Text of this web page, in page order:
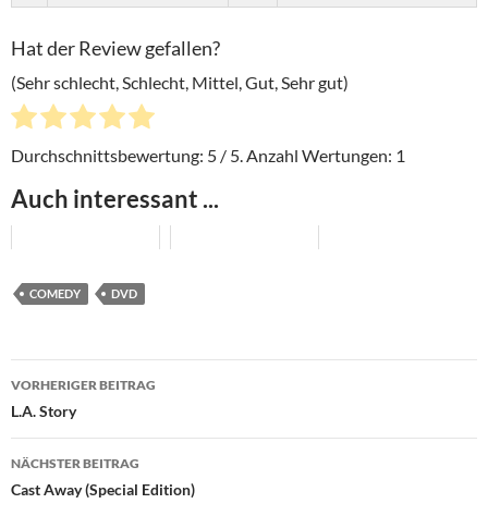
Hat der Review gefallen?
(Sehr schlecht, Schlecht, Mittel, Gut, Sehr gut)
Durchschnittsbewertung: 5 / 5. Anzahl Wertungen: 1
Auch interessant ...
COMEDY DVD
Beitragsnavigation
VORHERIGER BEITRAG
L.A. Story
NÄCHSTER BEITRAG
Cast Away (Special Edition)